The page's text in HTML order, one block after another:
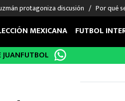
protagoniza discusión Por qué
DEPORTES
MEXICANA FUTBOL